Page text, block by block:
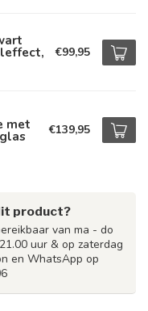
€99,95
met €139,95
product?
van ma - do
uur & op zaterdag
en WhatsApp op